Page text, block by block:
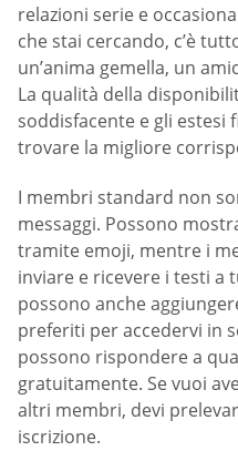
relazioni serie e
che stai cercando, c’è
un’anima gemella, un
La qualità della
soddisfacente e gli estesi
trovare la migliore
I membri standard non
messaggi. Possono
tramite emoji, mentre i
inviare e ricevere i testi a
possono anche
preferiti per accedervi in
possono rispondere a
gratuitamente. Se vuoi
altri membri, devi
iscrizione.